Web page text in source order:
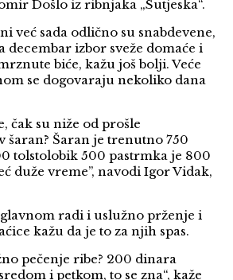
Došlo iz ribnjaka „Sutjeska“.
već sada odlično su snabdevene,
decembar izbor sveže domaće i
biće, kažu još bolji. Veće
se dogovaraju nekoliko dana
čak su niže od prošle
šaran? Šaran je trenutno 750
tolstolobik 500 pastrmka je 800
duže vreme”, navodi Igor Vidak,
radi i uslužno prženje i
kažu da je to za njih spas.
pečenje ribe? 200 dinara
i petkom, to se zna“, kaže